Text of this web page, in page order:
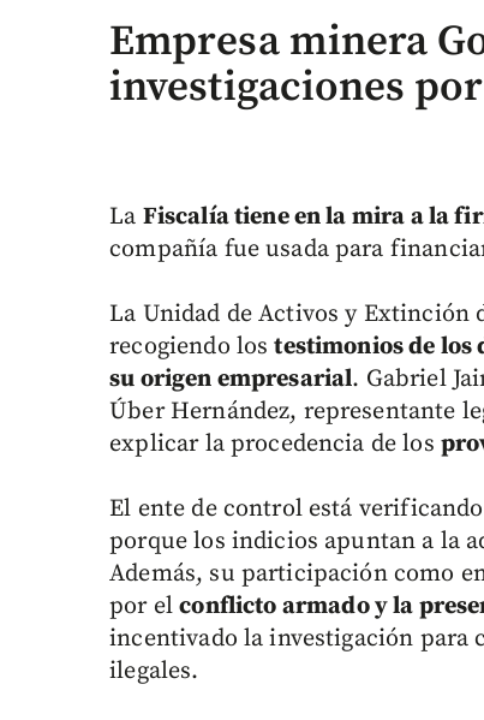
Empresa minera
investigaciones
La Fiscalía tiene en la mira a la
compañía fue usada para
La Unidad de Activos y Extinción
recogiendo lostestimonios de
su origen empresarial. Gabriel
Úber Hernández, representante
explicar la procedencia de los
El ente de control está
porque los indicios apuntan a la
Además, su participación como
por elconflicto armado y la
incentivado la investigación para
ilegales.